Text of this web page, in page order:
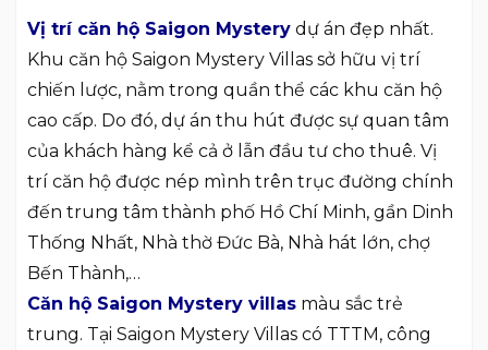
Vị trí căn hộ Saigon Mystery dự án đẹp nhất.
Khu căn hộ Saigon Mystery Villas sở hữu vị trí
chiến lược, nằm trong quần thể các khu căn hộ
cao cấp. Do đó, dự án thu hút được sự quan tâm
của khách hàng kể cả ở lẫn đầu tư cho thuê. Vị
trí căn hộ được nép mình trên trục đường chính
đến trung tâm thành phố Hồ Chí Minh, gần Dinh
Thống Nhất, Nhà thờ Đức Bà, Nhà hát lớn, chợ
Bến Thành,…
Căn hộ Saigon Mystery villas màu sắc trẻ
trung. Tại Saigon Mystery Villas có TTTM, công